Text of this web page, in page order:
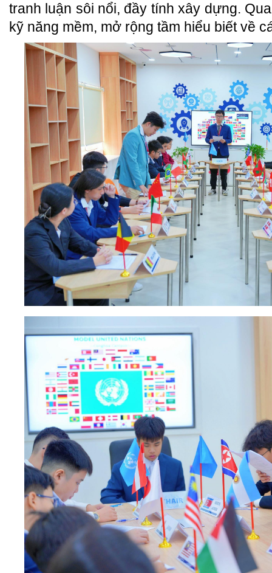
tranh luận sôi nổi, đầy tính xây dựng.
kỹ năng mềm, mở rộng tầm hiểu biết về